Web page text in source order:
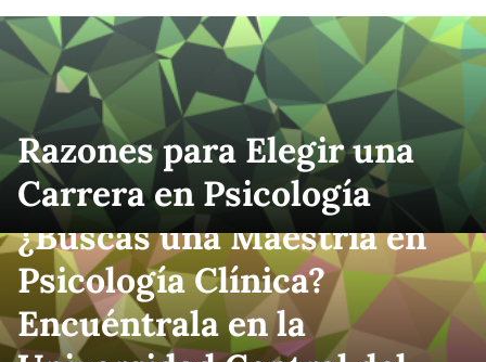
Razones para Elegir una
Carrera en Psicología
¿Buscas una Maestría en
Psicología Clínica?
Encuéntrala en la